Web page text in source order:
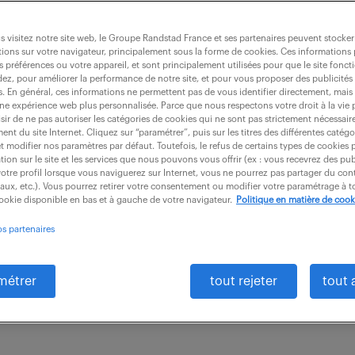
conception realisation (f/h)
CDI 50 000 - 60 000 € / an
directe du Directeur des Études de
essentielle de Chargé d'affaires / Chef de
visitez notre site web, le Groupe Randstad France et ses partenaires peuvent
sur votre navigateur, principalement sous la forme de cookies. Ces informations
préférences ou votre appareil, et sont principalement utilisées pour que le site
pour améliorer la performance de notre site, et pour vous proposer des publicités
En général, ces informations ne permettent pas de vous identifier directement,
expérience web plus personnalisée. Parce que nous respectons votre droit à la vie
de ne pas autoriser les catégories de cookies qui ne sont pas strictement
du site Internet. Cliquez sur “paramétrer”, puis sur les titres des différentes
modifier nos paramètres par défaut. Toutefois, le refus de certains types de cookies
sur le site et les services que nous pouvons vous offrir (ex : vous recevrez des
profil lorsque vous naviguerez sur Internet, vous ne pourrez pas partager du
etc.). Vous pourrez retirer votre consentement ou modifier votre paramétrage à
disponible en bas et à gauche de votre navigateur.
Politique en matière de
partenaires
tout rejeter tout